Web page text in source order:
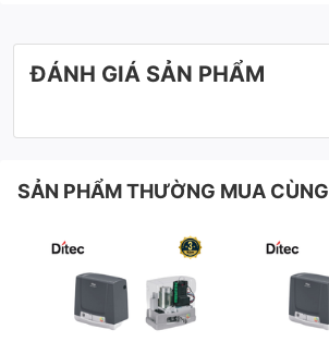
ĐÁNH GIÁ SẢN PHẨM
SẢN PHẨM THƯỜNG MUA CÙNG